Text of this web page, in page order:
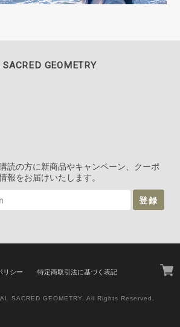
GEOMETRY
読の方に新商品やキャンペーン、クーポ
報をお届けいたします。
登録
リシー 特定商取引法に基づく表記
SACRED GEOMETRY. All Rights Reserved.